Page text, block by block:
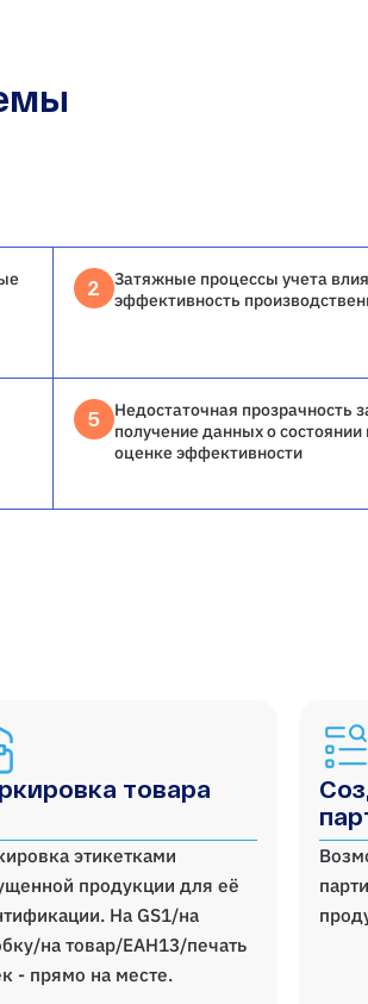
2
Затяжные процессы учета
эффективность
5
Недостаточная прозрачность
получение данных о состоянии
оценке эффективности
товара
этикетками
продукции для её
На GS1/на
на товар/ЕАН13/печать
- прямо на месте.